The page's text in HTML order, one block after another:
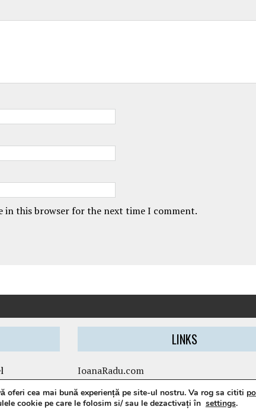
in this browser for the next time I comment.
oferi cea mai bună experiență pe site-ul nostru. Va rog sa cititi
cookie pe care le folosim si/ sau le dezactivați în settings.
LINKS
IoanaRadu.com
pediverse.ro